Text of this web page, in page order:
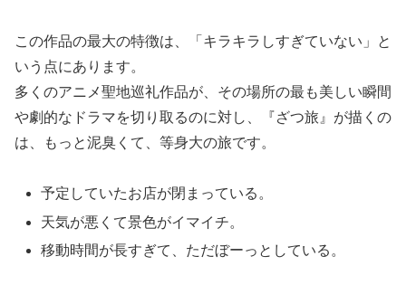
この作品の最大の特徴は、「キラキラしすぎていない」と
いう点にあります。
多くのアニメ聖地巡礼作品が、その場所の最も美しい瞬間
や劇的なドラマを切り取るのに対し、『ざつ旅』が描くの
は、もっと泥臭くて、等身大の旅です。
予定していたお店が閉まっている。
天気が悪くて景色がイマイチ。
移動時間が長すぎて、ただぼーっとしている。